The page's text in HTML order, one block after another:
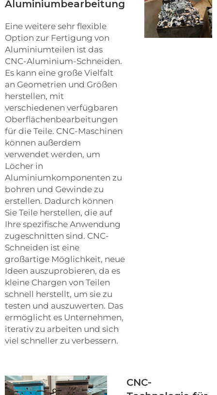
Aluminiumbearbeitung
Eine weitere sehr flexible
Option zur Fertigung von
Aluminiumteilen ist das
CNC-Aluminium-Schneiden.
Es kann eine große Vielfalt
an Geometrien und Größen
herstellen, mit
verschiedenen verfügbaren
Oberflächenbearbeitungen
für die Teile. CNC-Maschinen
können außerdem
verwendet werden, um
Löcher in
Aluminiumkomponenten zu
bohren und Gewinde zu
erstellen. Dadurch können
Sie Teile herstellen, die auf
Ihre spezifische Anwendung
zugeschnitten sind. CNC-
Schneiden ist eine
großartige Möglichkeit, neue
Ideen auszuprobieren, da es
kleine Chargen von Teilen
schnell herstellt, um sie zu
testen und auszuwerten. Das
ermöglicht es Unternehmen,
iterativ zu arbeiten und sich
viel schneller zu verbessern.
CNC-